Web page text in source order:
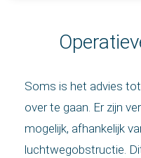
Soms is het advies
over te gaan. Er zijn
mogelijk, afhankelijk
luchtwegobstructie.